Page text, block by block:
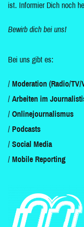
ist. Informier Dich noch
Bewirb dich bei uns!
Bei uns gibt es:
Moderation (Radio/TV/
Arbeiten im
Onlinejournalismus
Podcasts
Social Media
Mobile Reporting